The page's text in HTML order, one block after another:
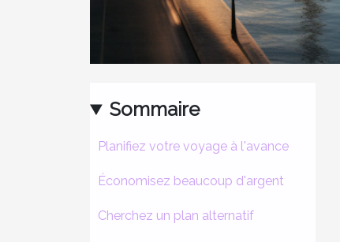
Sommaire
Planifiez votre voyage à l'avance
Économisez beaucoup d'argent
Cherchez un plan alternatif